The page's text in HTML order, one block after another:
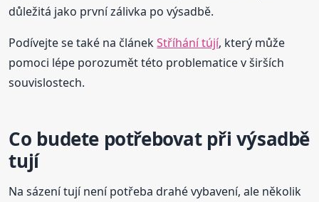
důležitá jako první zálivka po výsadbě.
Podívejte se také na článekStříhání tújí, který může
pomoci lépe porozumět této problematice v širších
souvislostech.
Co budete potřebovat při výsadbě
tují
Na sázení tují není potřeba drahé vybavení, ale několik